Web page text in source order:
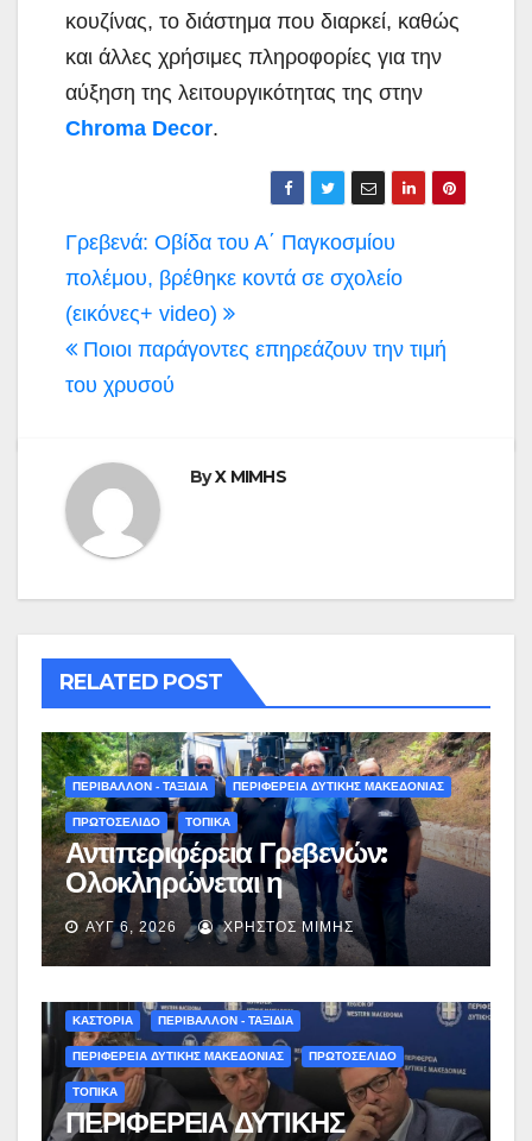
κουζίνας, το διάστημα που διαρκεί, καθώς
και άλλες χρήσιμες πληροφορίες για την
αύξηση της λειτουργικότητας της στην
Chroma Decor.
Πλοήγηση
άρθρων
Γρεβενά: Οβίδα του Α΄ Παγκοσμίου
πολέμου, βρέθηκε κοντά σε σχολείο
(εικόνες+ video)
Ποιοι παράγοντες επηρεάζουν την τιμή
του χρυσού
ByX MIMHS
RELATED POST
ΠΕΡΙΒΑΛΛΟΝ - ΤΑΞΙΔΙΑ ΠΕΡΙΦΕΡΕΙΑ ΔΥΤΙΚΗΣ ΜΑΚΕΔΟΝΙΑΣ
ΠΡΩΤΟΣΕΛΙΔΟ ΤΟΠΙΚΑ
Αντιπεριφέρεια Γρεβενών:
Ολοκληρώνεται η
ασφαλτόστρωση της οδού
Περιβόλι – Αβδέλλα
ΑΥΓ 6, 2026 ΧΡΉΣΤΟΣ ΜΊΜΗΣ
ΚΑΣΤΟΡΙΑ ΠΕΡΙΒΑΛΛΟΝ - ΤΑΞΙΔΙΑ
ΠΕΡΙΦΕΡΕΙΑ ΔΥΤΙΚΗΣ ΜΑΚΕΔΟΝΙΑΣ ΠΡΩΤΟΣΕΛΙΔΟ
ΤΟΠΙΚΑ
ΠΕΡΙΦΕΡΕΙΑ ΔΥΤΙΚΗΣ